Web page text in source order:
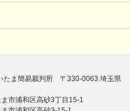
簡易裁判所 〒330-0063 埼玉県
市浦和区高砂3丁目15-1